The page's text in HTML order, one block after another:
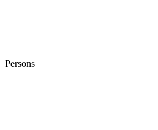
Persons